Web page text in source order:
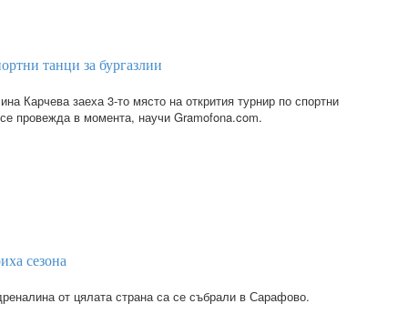
танци за бургазлии
Карчева заеха 3-то място на открития турнир по спортни
провежда в момента, научи Gramofona.com.
сезона
от цялата страна са се събрали в Сарафово.